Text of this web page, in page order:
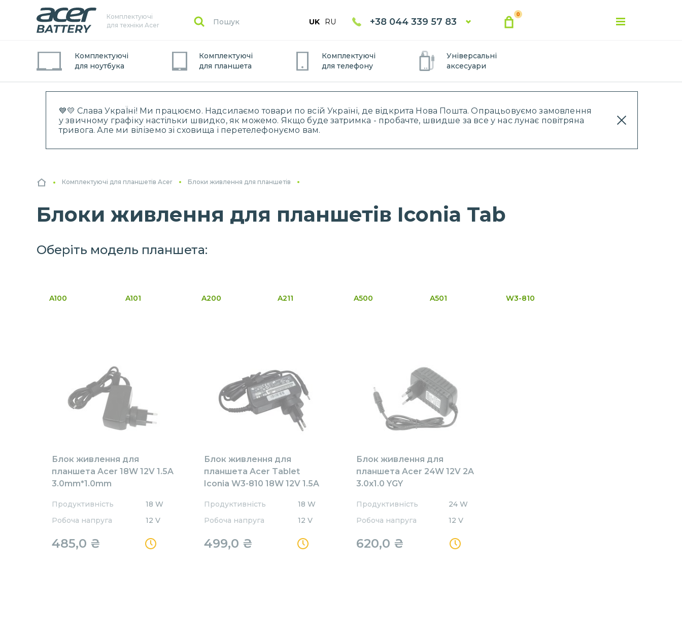
💙💛 Слава УкраЇні! Ми працюємо. Надсилаємо товари по всій Україні, де відкрита Нова Пошта. Опрацьовуємо замовлення
у звичному графіку настільки швидко, як можемо. Якщо буде затримка - пробачте, швидше за все у нас лунає повітряна
тривога. Але ми віліземо зі сховища і перетелефонуємо вам.
Комплектуючі
для техніки Acer
UK RU +38 044 339 57 83
0
Комплектуючі
для ноутбука
Комплектуючі
для планшета
Комплектуючі
для телефону
Універсальні
аксесуари
Комплектуючі для планшетів Acer Блоки живлення для планшетів
Блоки живлення для планшетів Iconia Tab
Оберіть модель планшета:
A100 A101 A200 A211 A500 A501 W3-810
Блок живлення для
планшета Acer 18W 12V 1.5A
3.0mm*1.0mm
Продуктивність
18 W
Робоча напруга
12 V
485,0 ₴
Блок живлення для
планшета Acer Tablet
Iconia W3-810 18W 12V 1.5A
Travel Charger
Продуктивність
18 W
Робоча напруга
12 V
499,0 ₴
Блок живлення для
планшета Acer 24W 12V 2A
3.0x1.0 YGY
Продуктивність
24 W
Робоча напруга
12 V
620,0 ₴